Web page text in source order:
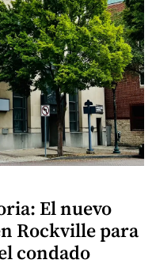
El nuevo
Rockville para
condado